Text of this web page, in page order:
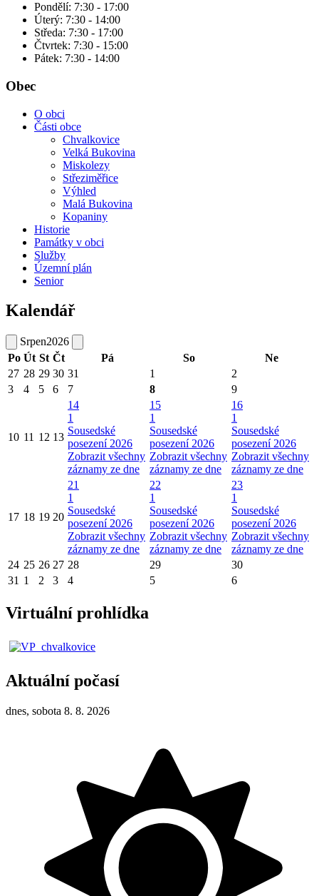
Pondělí: 7:30 - 17:00
Úterý: 7:30 - 14:00
Středa: 7:30 - 17:00
Čtvrtek: 7:30 - 15:00
Pátek: 7:30 - 14:00
Obec
O obci
Části obce
Chvalkovice
Velká Bukovina
Miskolezy
Střeziměřice
Výhled
Malá Bukovina
Kopaniny
Historie
Památky v obci
Služby
Územní plán
Senior
Kalendář
Srpen2026
Po Út St Čt Pá So
Ne
27 28 29 30 31 1
2
3
4 5 6 7 8 9
10 11 12 13
14
1
Sousedské
posezení 2026
Zobrazit všechny
záznamy ze dne
15
1
Sousedské
posezení 2026
Zobrazit všechny
záznamy ze dne
16
1
Sousedské
posezení 2026
Zobrazit všechny
záznamy ze dne
17 18 19 20
21
1
Sousedské
posezení 2026
Zobrazit všechny
záznamy ze dne
22
1
Sousedské
posezení 2026
Zobrazit všechny
záznamy ze dne
23
1
Sousedské
posezení 2026
Zobrazit všechny
záznamy ze dne
24 25 26 27 28 29
30
31 1 2 3 4 5 6
Virtuální prohlídka
Aktuální počasí
dnes, sobota 8. 8. 2026